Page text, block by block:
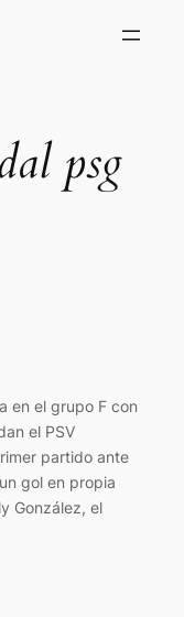
psg
en el grupo F con
el PSV
partido ante
gol en propia
González, el